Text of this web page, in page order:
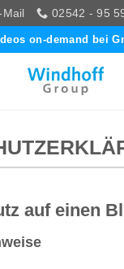
Mail 02542 - 95
on-demand bei
auf einen